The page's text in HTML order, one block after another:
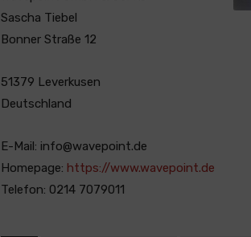
Sascha Tiebel
Bonner Straße 12
51379 Leverkusen
Deutschland
E-Mail: info@wavepoint.de
Homepage: https://www.wavepoint.de
Telefon: 0214 7079011